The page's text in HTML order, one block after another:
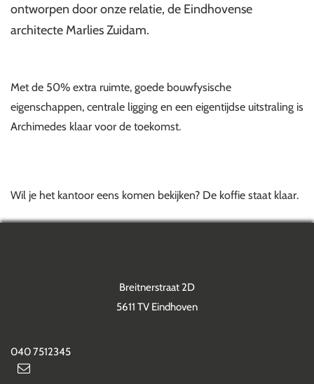
ontworpen door onze relatie, de Eindhovense
architecte Marlies Zuidam.
Met de 50% extra ruimte, goede bouwfysische
eigenschappen, centrale ligging en een eigentijdse uitstraling is
Archimedes klaar voor de toekomst.
Wil je het kantoor eens komen bekijken? De koffie staat klaar.
Breitnerstraat 2D
5611 TV Eindhoven
040 7512345